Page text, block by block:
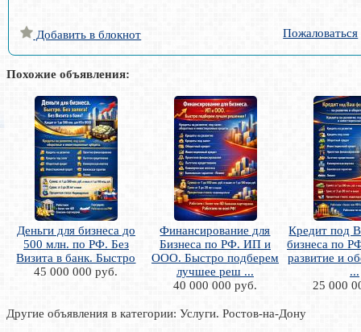
Добавить в блокнот Пожаловаться
Похожие объявления:
Деньги для бизнеса до
500 млн. по РФ. Без
Визита в банк. Быстро
45 000 000 руб.
Финансирование для
Бизнеса по РФ. ИП и
ООО. Быстро подберем
лучшее реш ...
40 000 000 руб.
Кредит под
бизнеса по
развитие и
...
25 000
Другие объявления в категории: Услуги. Ростов-на-Дону